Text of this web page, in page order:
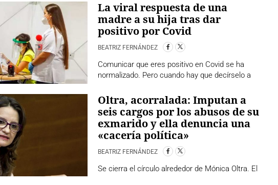
La viral respuesta de una
madre a su hija tras dar
positivo por Covid
BEATRIZ FERNÁNDEZ
Comunicar que eres positivo en Covid se ha
normalizado. Pero cuando hay que decírselo a
Oltra, acorralada: Imputan a
seis cargos por los abusos de su
exmarido y ella denuncia una
«cacería política»
BEATRIZ FERNÁNDEZ
Se cierra el círculo alrededor de Mónica Oltra. El